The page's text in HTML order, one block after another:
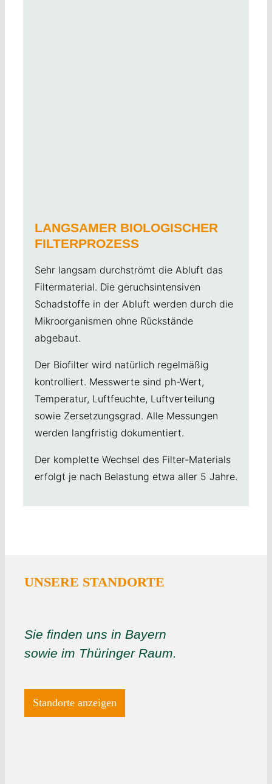
LANGSAMER BIOLOGISCHER
FILTERPROZESS
Sehr langsam durchströmt die Abluft das
Filtermaterial. Die geruchsintensiven
Schadstoffe in der Abluft werden durch die
Mikroorganismen ohne Rückstände
abgebaut.
Der Biofilter wird natürlich regelmäßig
kontrolliert. Messwerte sind ph-Wert,
Temperatur, Luftfeuchte, Luftverteilung
sowie Zersetzungsgrad. Alle Messungen
werden langfristig dokumentiert.
Der komplette Wechsel des Filter-Materials
erfolgt je nach Belastung etwa aller 5 Jahre.
UNSERE STANDORTE
Sie finden uns in Bayern
sowie im Thüringer Raum.
Standorte anzeigen